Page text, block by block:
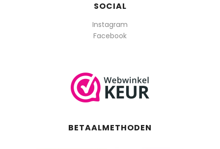
SOCIAL
Instagram
Facebook
BETAALMETHODEN